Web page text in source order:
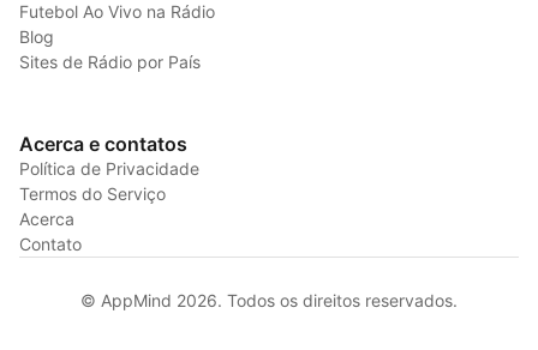
Futebol Ao Vivo na Rádio
Blog
Sites de Rádio por País
Acerca e contatos
Política de Privacidade
Termos do Serviço
Acerca
Contato
© AppMind 2026. Todos os direitos reservados.